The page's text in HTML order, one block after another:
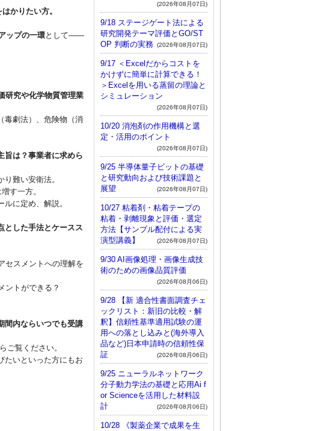
かりたい方。
ップの一環として――
研究や化学物質管理業
毒劇法）、危険物（消
旨は？事業者に求めら
難い安衛法。
す一方。
に定め、解説。
とした手法とケースス
セスメントへの理解を
ントができる？
間内ならいつでも受講
ご覧ください。
たいといった方にもお
(2026年08月07日)
9/18 ステージゲート法による
研究開発テーマ評価とGO/ST
OP 判断の実務 (2026年08月07日)
9/17 ＜Excelだからコストを
かけずに簡単に計算できる！
＞Excelを用いる蒸留の理論と
シミュレーション
(2026年08月07日)
10/20 消泡剤の作用機構と選
定・活用のポイント
(2026年08月07日)
9/25 半導体量子ビットの基礎
と研究動向および技術課題と
展望
(2026年08月07日)
10/27 粘着剤・粘着テープの
粘着・剥離現象と評価・選定
方法【サンプル配付による実
演型講義】
(2026年08月07日)
9/30 AI画像処理・画像生成技
術のための画像品質評価
(2026年08月06日)
9/28 【新 適合性書面調査チェ
ックリスト：新旧の比較・解
釈】信頼性基準適用試験の運
用への落とし込みと(海外導入
品など)日本申請時の信頼性保
証
(2026年08月06日)
9/25 ニューラルネットワーク
分子動力学法の基礎と応用Ai f
or Scienceを活用した材料設
計
(2026年08月06日)
10/28 《製薬企業で成果を生